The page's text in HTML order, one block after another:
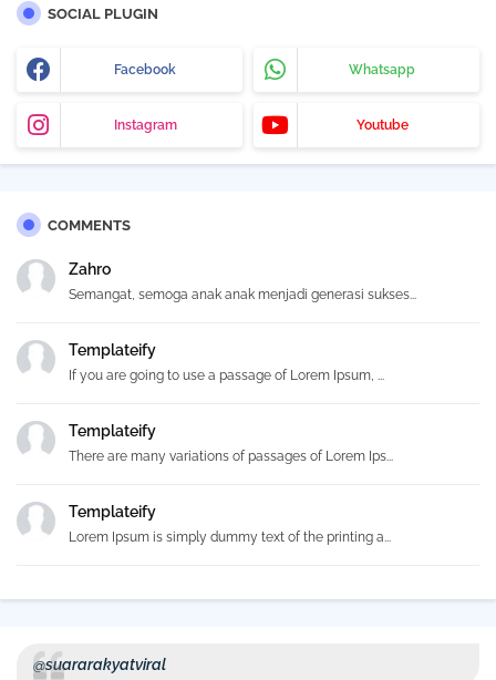
SOCIAL PLUGIN
Facebook Whatsapp
Instagram Youtube
COMMENTS
Zahro
Semangat, semoga anak anak menjadi generasi sukses...
Templateify
If you are going to use a passage of Lorem Ipsum, ...
Templateify
There are many variations of passages of Lorem Ips...
Templateify
Lorem Ipsum is simply dummy text of the printing a...
@suararakyatviral